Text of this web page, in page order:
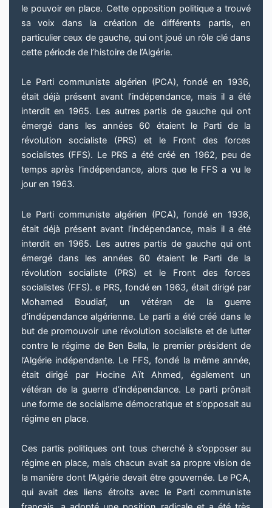
le pouvoir en place. Cette opposition politique a trouvé
sa voix dans la création de différents partis, en
particulier ceux de gauche, qui ont joué un rôle clé dans
cette période de l’histoire de l’Algérie.
Le Parti communiste algérien (PCA), fondé en 1936,
était déjà présent avant l’indépendance, mais il a été
interdit en 1965. Les autres partis de gauche qui ont
émergé dans les années 60 étaient le Parti de la
révolution socialiste (PRS) et le Front des forces
socialistes (FFS). Le PRS a été créé en 1962, peu de
temps après l’indépendance, alors que le FFS a vu le
jour en 1963.
Le Parti communiste algérien (PCA), fondé en 1936,
était déjà présent avant l’indépendance, mais il a été
interdit en 1965. Les autres partis de gauche qui ont
émergé dans les années 60 étaient le Parti de la
révolution socialiste (PRS) et le Front des forces
socialistes (FFS). e PRS, fondé en 1963, était dirigé par
Mohamed Boudiaf, un vétéran de la guerre
d’indépendance algérienne. Le parti a été créé dans le
but de promouvoir une révolution socialiste et de lutter
contre le régime de Ben Bella, le premier président de
l’Algérie indépendante. Le FFS, fondé la même année,
était dirigé par Hocine Aït Ahmed, également un
vétéran de la guerre d’indépendance. Le parti prônait
une forme de socialisme démocratique et s’opposait au
régime en place.
Ces partis politiques ont tous cherché à s’opposer au
régime en place, mais chacun avait sa propre vision de
la manière dont l’Algérie devait être gouvernée. Le PCA,
qui avait des liens étroits avec le Parti communiste